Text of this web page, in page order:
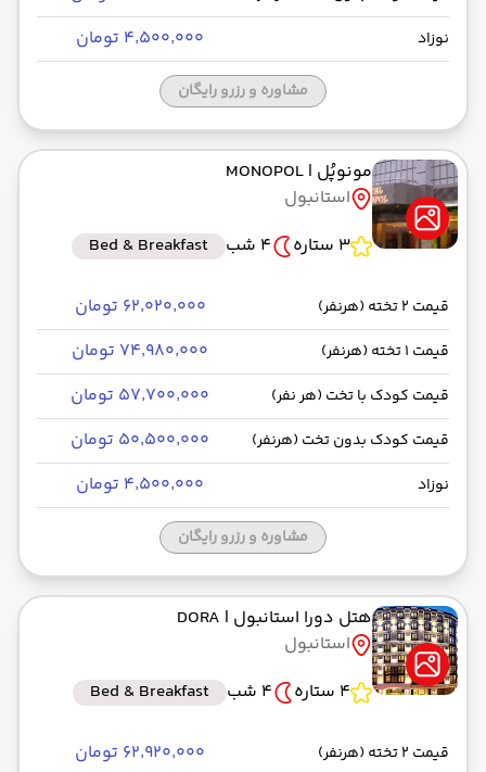
نوزاد ۴٬۵۰۰٬۰۰۰ تومان
مشاوره و رزرو رایگان
مونوپُل | MONOPOL
استانبول
3 ستاره
4 شب Bed & Breakfast
قیمت 2 تخته (هرنفر) ۶۲٬۰۲۰٬۰۰۰ تومان
قیمت 1 تخته (هرنفر) ۷۴٬۹۸۰٬۰۰۰ تومان
قیمت کودک با تخت (هر نفر) ۵۷٬۷۰۰٬۰۰۰ تومان
قیمت کودک بدون تخت (هرنفر) ۵۰٬۵۰۰٬۰۰۰ تومان
نوزاد ۴٬۵۰۰٬۰۰۰ تومان
مشاوره و رزرو رایگان
هتل دورا استانبول | DORA
استانبول
4 ستاره
4 شب Bed & Breakfast
قیمت 2 تخته (هرنفر) ۶۲٬۹۲۰٬۰۰۰ تومان